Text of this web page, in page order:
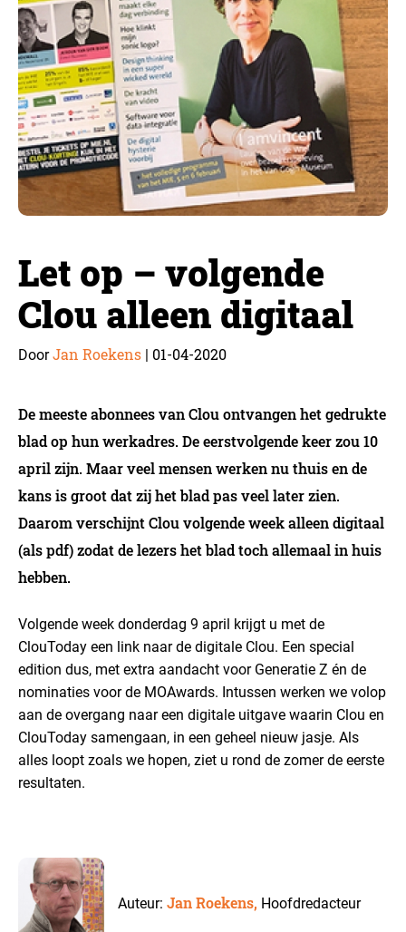
Let op – volgende
Clou alleen digitaal
DoorJan Roekens | 01-04-2020
De meeste abonnees van Clou ontvangen het gedrukte
blad op hun werkadres. De eerstvolgende keer zou 10
april zijn. Maar veel mensen werken nu thuis en de
kans is groot dat zij het blad pas veel later zien.
Daarom verschijnt Clou volgende week alleen digitaal
(als pdf) zodat de lezers het blad toch allemaal in huis
hebben.
Volgende week donderdag 9 april krijgt u met de
ClouToday een link naar de digitale Clou. Een special
edition dus, met extra aandacht voor Generatie Z én de
nominaties voor de MOAwards. Intussen werken we volop
aan de overgang naar een digitale uitgave waarin Clou en
ClouToday samengaan, in een geheel nieuw jasje. Als
alles loopt zoals we hopen, ziet u rond de zomer de eerste
resultaten.
Auteur:Jan Roekens, Hoofdredacteur